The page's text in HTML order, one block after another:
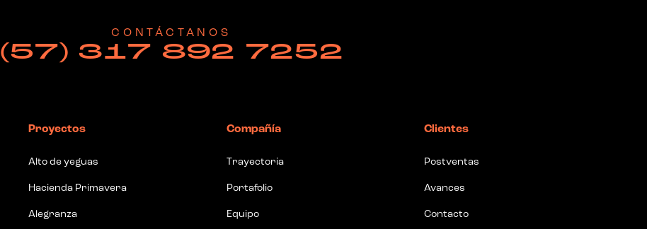
CONTÁCTANOS
(57) 317 892 7252
Proyectos
Alto de yeguas
Hacienda Primavera
Alegranza
Compañía
Trayectoria
Portafolio
Equipo
Clientes
Postventas
Avances
Contacto